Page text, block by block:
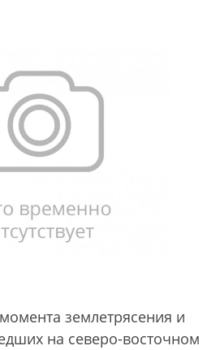
землетрясения и
на северо-восточном